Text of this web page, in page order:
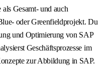
Gesamt- und auch
oder Greenfieldprojekt. Du
und Optimierung von SAP
Geschäftsprozesse im
zur Abbildung in SAP.